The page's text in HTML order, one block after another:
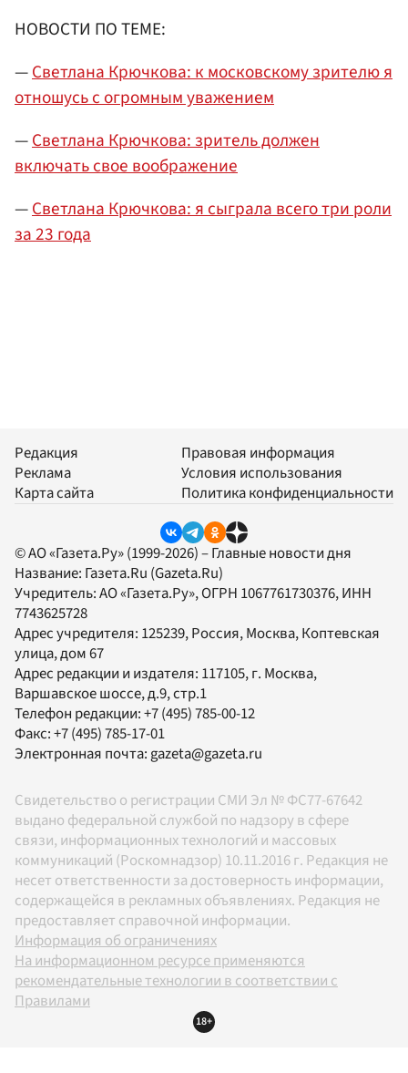
НОВОСТИ ПО ТЕМЕ:
—Светлана Крючкова: к московскому зрителю я
отношусь с огромным уважением
—Светлана Крючкова: зритель должен
включать свое воображение
—Светлана Крючкова: я сыграла всего три роли
за 23 года
Редакция
Реклама
Карта сайта
Правовая информация
Условия использования
Политика конфиденциальности
© АО «Газета.Ру» (1999-2026) – Главные новости дня
Название: Газета.Ru (Gazeta.Ru)
Учредитель:АО «Газета.Ру», ОГРН 1067761730376, ИНН
7743625728
Адрес учредителя: 125239, Россия, Москва, Коптевская
улица, дом 67
Адрес редакции и издателя: 117105, г. Москва,
Варшавское шоссе, д.9, стр.1
Телефон редакции:+7 (495) 785-00-12
Факс:+7 (495) 785-17-01
Электронная почта: gazeta@gazeta.ru
Свидетельство о регистрации СМИ Эл № ФС77-67642
выдано федеральной службой по надзору в сфере
связи, информационных технологий и массовых
коммуникаций (Роскомнадзор) 10.11.2016 г. Редакция не
несет ответственности за достоверность информации,
содержащейся в рекламных объявлениях. Редакция не
предоставляет справочной информации.
Информация об ограничениях
На информационном ресурсе применяются
рекомендательные технологии в соответствии с
Правилами
18+